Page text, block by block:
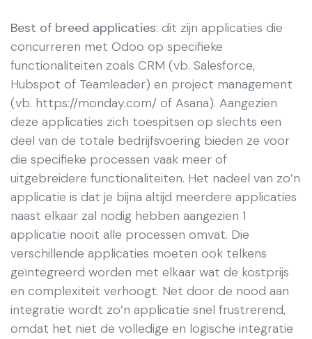
Best of breed applicaties: dit zijn applicaties die
concurreren met Odoo op specifieke
functionaliteiten zoals CRM (vb. Salesforce,
Hubspot of Teamleader) en project management
(vb. https://monday.com/ of Asana). Aangezien
deze applicaties zich toespitsen op slechts een
deel van de totale bedrijfsvoering bieden ze voor
die specifieke processen vaak meer of
uitgebreidere functionaliteiten. Het nadeel van zo’n
applicatie is dat je bijna altijd meerdere applicaties
naast elkaar zal nodig hebben aangezien 1
applicatie nooit alle processen omvat. Die
verschillende applicaties moeten ook telkens
geïntegreerd worden met elkaar wat de kostprijs
en complexiteit verhoogt. Net door de nood aan
integratie wordt zo’n applicatie snel frustrerend,
omdat het niet de volledige en logische integratie